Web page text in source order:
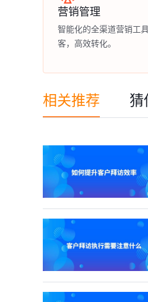
营销管理
智能化的全渠道营销工
客，高效转化。
相关推荐